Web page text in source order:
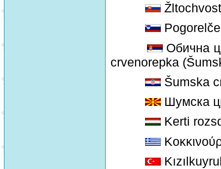
Обична
crvenorepka
Šumska
Шумска
Kerti